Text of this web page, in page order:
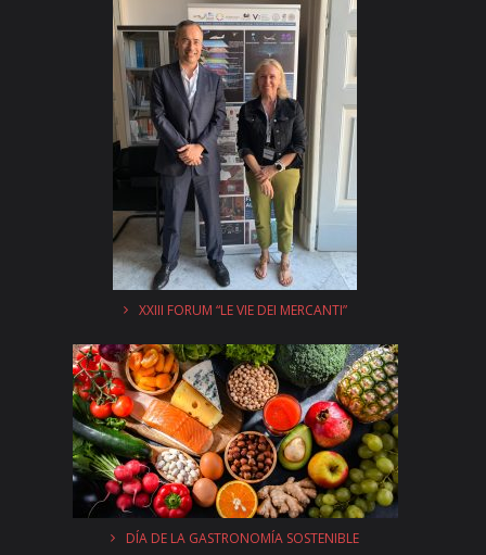
XXIII FORUM “LE VIE DEI MERCANTI”
DÍA DE LA GASTRONOMÍA SOSTENIBLE